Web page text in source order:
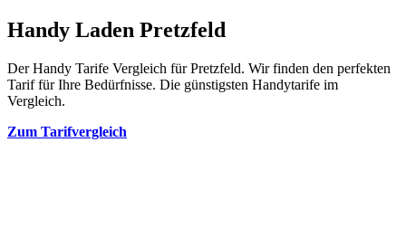
Handy Laden Pretzfeld
Der Handy Tarife Vergleich für Pretzfeld. Wir finden den perfekten
Tarif für Ihre Bedürfnisse. Die günstigsten Handytarife im
Vergleich.
Zum Tarifvergleich